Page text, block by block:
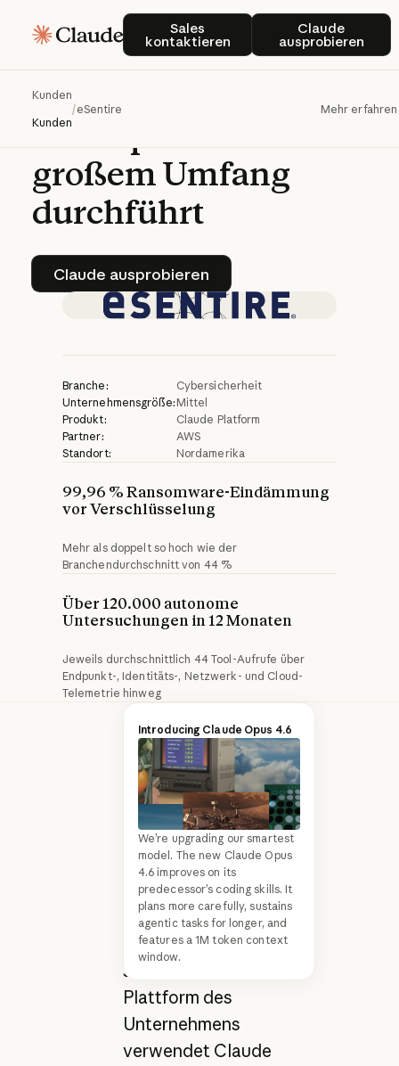
Sales
kontaktieren
Sales kontaktierenClaude
ausprobieren
Claude
Kunden
Kunden
/eSentire Mehr erfahren
Wie eSentiremit
Claude
auf
großemUmfang
durchführt
Claude ausprobieren
Claude ausprobieren
Branche:
Cybersicherheit
Unternehmensgröße: Mittel
Produkt:
Claude Platform
Partner:
AWS
Standort:
Nordamerika
99,96 % Ransomware-Eindämmung
vor Verschlüsselung
Mehr als doppelt so hoch wie der
Branchendurchschnitt von 44 %
Über 120.000 autonome
Jeweils durchschnittlich 44 Tool-Aufrufe über
Endpunkt-, Identitäts-, Netzwerk- und Cloud-
Telemetrie hinweg
Introducing Claude Opus 4.6
We’re upgrading our smartest
model. The new Claude Opus
4.6 improves on its
predecessor’s coding skills. It
plans more carefully, sustains
agentic tasks for longer, and
features a 1M token context
window.
eSentire ist ein
Anbieter von
Managed
Detection and
Response (MDR),
der Millionen von
Endpunkten bei
Tausenden von
Kunden weltweit
schützt. Die Atlas-
Plattform des
Unternehmens
verwendet Claude